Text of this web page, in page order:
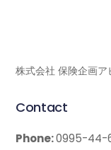
株式会社 保険企画ア
Contact
Phone:0995-44-